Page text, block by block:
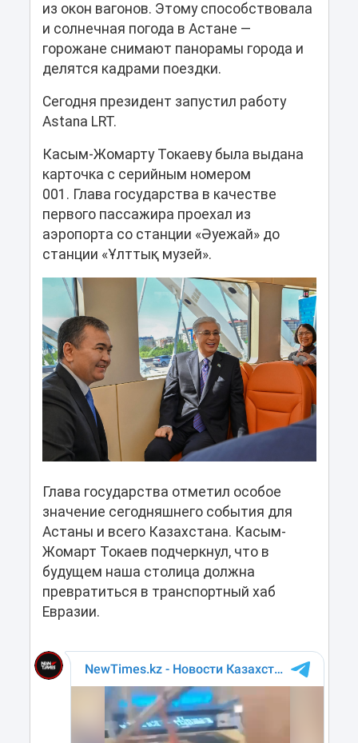
из окон вагонов. Этому способствовала
и солнечная погода в Астане —
горожане снимают панорамы города и
делятся кадрами поездки.
Сегодня президент запустил работу
Astana LRT.
Касым-Жомарту Токаеву была выдана
карточка с серийным номером
001. Глава государства в качестве
первого пассажира проехал из
аэропорта со станции «Әуежай» до
станции «Ұлттық музей».
Глава государства отметил особое
значение сегодняшнего события для
Астаны и всего Казахстана. Касым-
Жомарт Токаев подчеркнул, что в
будущем наша столица должна
превратиться в транспортный хаб
Евразии.